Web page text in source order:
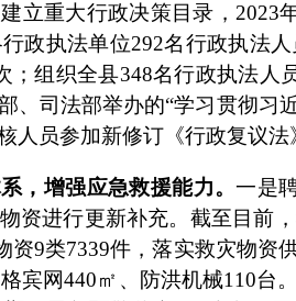
立重大行政决策目录， 2023
政执法单位292名行政执法
；组织全县348名行政执法人
、司法部举办的“学习贯彻习
人员参加新修订《行政复议法
，增强应急救援能力。一是
资进行更新补充。截至目前
资9类7339件，落实救灾物资
宾网440㎡、防洪机械110台